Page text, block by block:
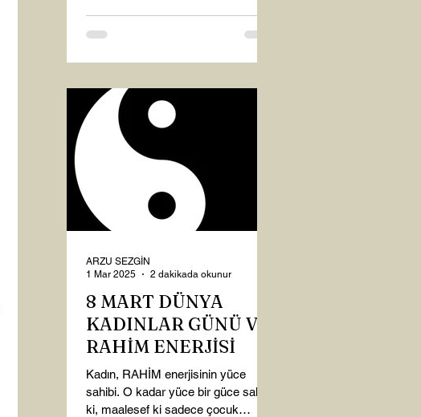
8 MART DÜNYA
KADINLAR GÜNÜ VE
RAHİM ENERJİSİ
Kadın, RAHİM enerjisinin yüce
sahibi. O kadar yüce bir güce sahip
ki, maalesef ki sadece çocuk
ARZU SEZGİN
1 Mar 2025
2 dakikada okunur